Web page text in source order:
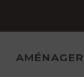
AMÉNAGER